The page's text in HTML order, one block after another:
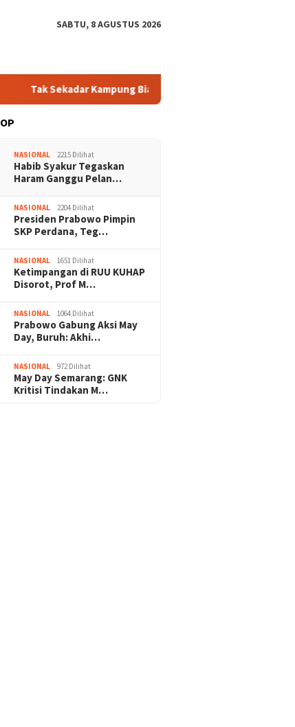
SABTU, 8 AGUSTUS 2026
Sekadar Kampung Biasa! Bang Jali Bikin Risma Angkat Topi,
NASIONAL 2215 Dilihat
Habib Syakur Tegaskan
Haram Ganggu Pelan…
NASIONAL 2204 Dilihat
Presiden Prabowo Pimpin
SKP Perdana, Teg…
NASIONAL 1651 Dilihat
Ketimpangan di RUU KUHAP
Disorot, Prof M…
NASIONAL 1064 Dilihat
Prabowo Gabung Aksi May
Day, Buruh: Akhi…
NASIONAL 972 Dilihat
May Day Semarang: GNK
Kritisi Tindakan M…